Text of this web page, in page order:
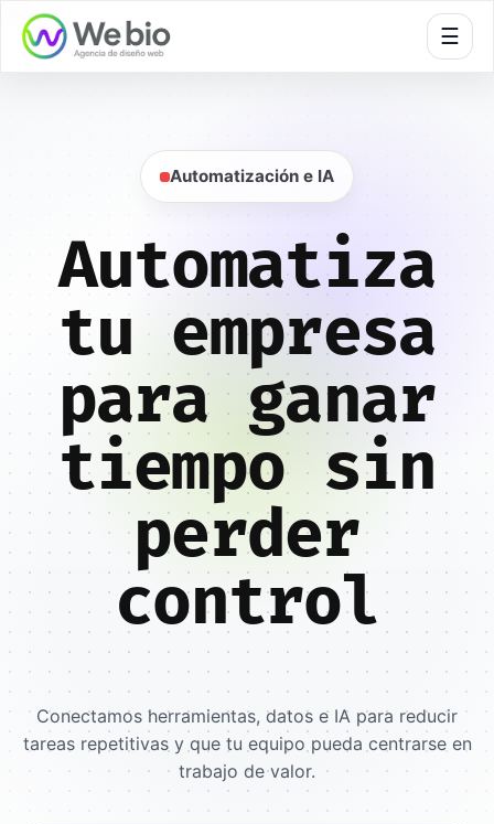
☰
Automatización e IA
Automatiza
tu empresa
para ganar
tiempo sin
perder
control
Conectamos herramientas, datos e IA para reducir
tareas repetitivas y que tu equipo pueda centrarse en
trabajo de valor.